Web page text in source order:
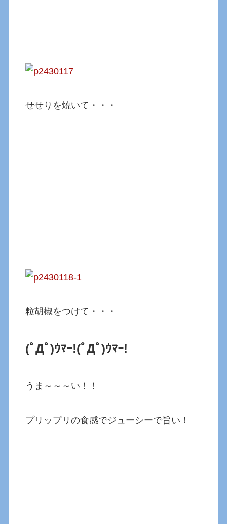
せせりを焼いて・・・
粒胡椒をつけて・・・
(ﾟДﾟ)ｳﾏｰ!(ﾟДﾟ)ｳﾏｰ!
うま～～～い！！
プリップリの食感でジューシーで旨い！